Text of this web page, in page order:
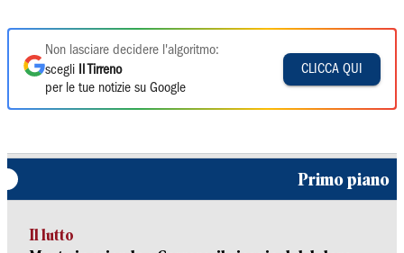
Non lasciare decidere l'algoritmo:
scegli
Il Tirreno
per le tue notizie su Google
CLICCA QUI
Primo piano
Il lutto